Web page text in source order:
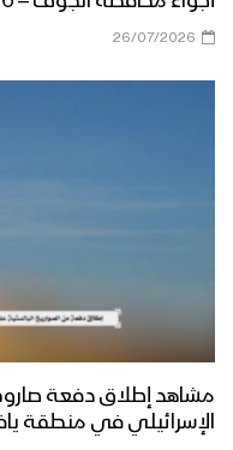
26/07/2026
مشاهد إطلاق دفعة
الإسرائيلي في منطقة